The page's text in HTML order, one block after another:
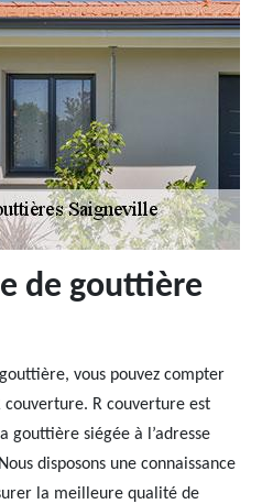
de gouttière
vous pouvez compter
R couverture est
gouttière siégée à l’adresse
disposons une connaissance
la meilleure qualité de